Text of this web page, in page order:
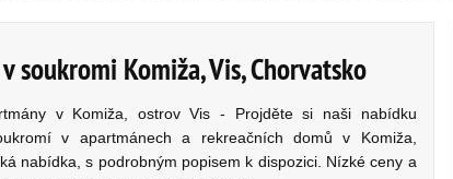
soukromi Komiža, Vis, Chorvatsko
v Komiža, ostrov Vis - Projděte si naši nabídku
v apartmánech a rekreačních domů v Komiža,
nabídka, s podrobným popisem k dispozici. Nízké ceny a